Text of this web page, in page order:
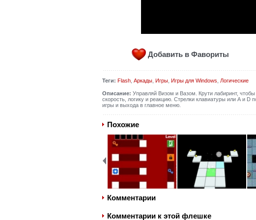
Добавить в Фавориты
Теги: Flash, Аркады, Игры, Игры для Windows Логические
Описание: Управляй Визом и Вазом. Крути лабиринт,
скорость, логику и реакцию. Стрелки клавиатуры или А и D
игры и выхода в главное меню.
Похожие
Комментарии
Комментарии к этой флешке